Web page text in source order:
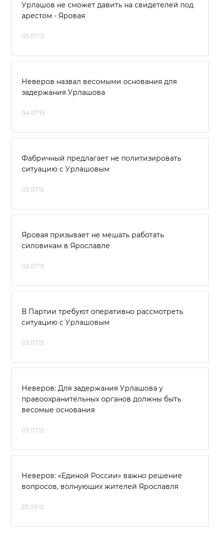
Урлашов не сможет давить на свидетелей под
арестом - Яровая
05.07.13
Неверов назвал весомыми основания для
задержания Урлашова
04.07.13
Фабричный предлагает не политизировать
ситуацию с Урлашовым
03.07.13
Яровая призывает не мешать работать
силовикам в Ярославле
03.07.13
В Партии требуют оперативно рассмотреть
ситуацию с Урлашовым
03.07.13
Неверов: Для задержания Урлашова у
правоохранительных органов должны быть
весомые основания
03.07.13
Неверов: «Единой России» важно решение
вопросов, волнующих жителей Ярославля
25.09.12